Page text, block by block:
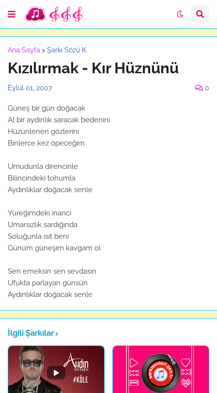
Ana Sayfa Şarkı Sözü K
Kızılırmak - Kır Hüznünü
Eylül 01, 2007 0
Güneş bir gün doğacak
Al bir aydınlık saracak bedenini
Hüzünlenen gözlerini
Binlerce kez öpeceğim
Umudunla direncinle
Bilincindeki tohumla
Aydınlıklar doğacak senle
Yüreğimdeki inancı
Umarsızlık sardığında
Soluğunla ısıt beni
Günüm güneşim kavgam ol
Sen emeksin sen sevdasın
Ufukta parlayan günsün
Aydınlıklar doğacak senle
İlgili Şarkılar